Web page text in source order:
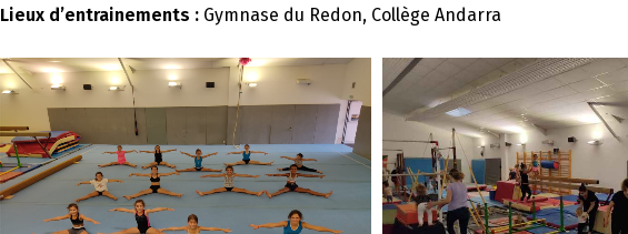
Lieux d’entrainements : Gymnase du Redon, Collège Andarra